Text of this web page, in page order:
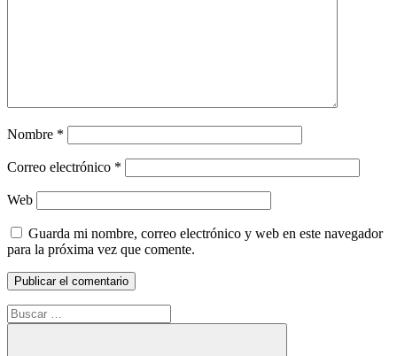
Nombre *
Correo electrónico *
Web
Guarda mi nombre, correo electrónico y web en este navegador
para la próxima vez que comente.
Buscar: